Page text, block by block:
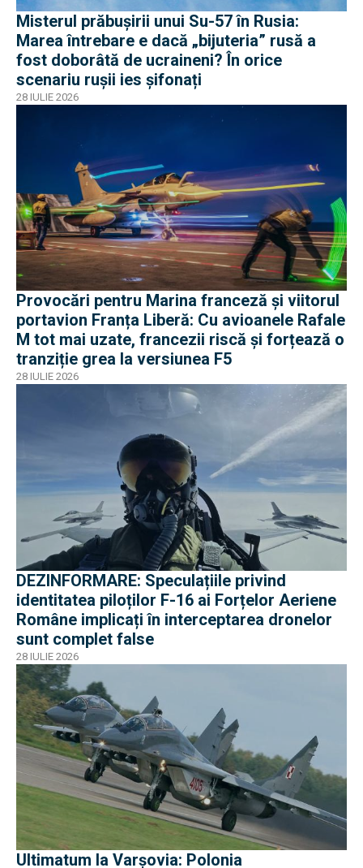
Misterul prăbușirii unui Su-57 în Rusia:
Marea întrebare e dacă „bijuteria” rusă a
fost doborâtă de ucraineni? În orice
scenariu rușii ies șifonați
28 IULIE 2026
Provocări pentru Marina franceză și viitorul
portavion Franța Liberă: Cu avioanele Rafale
M tot mai uzate, francezii riscă și forțează o
tranziție grea la versiunea F5
28 IULIE 2026
DEZINFORMARE: Speculațiile privind
identitatea piloților F-16 ai Forțelor Aeriene
Române implicați în interceptarea dronelor
sunt complet false
28 IULIE 2026
Ultimatum la Varșovia: Polonia